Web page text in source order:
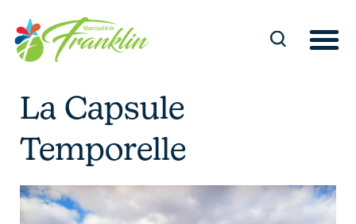
contenu
La Capsule
Temporelle